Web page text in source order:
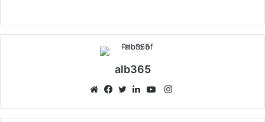
alb365
Instagram